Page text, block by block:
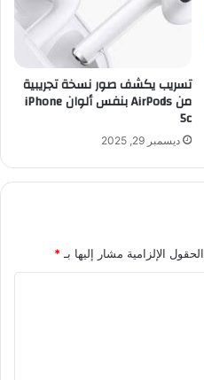
تسريب يكشف صور نسخة تجريبية
من AirPods بنفس ألوان iPhone
5c
ديسمبر 29, 2025
الحقول الإلزامية مشار إليها بـ *